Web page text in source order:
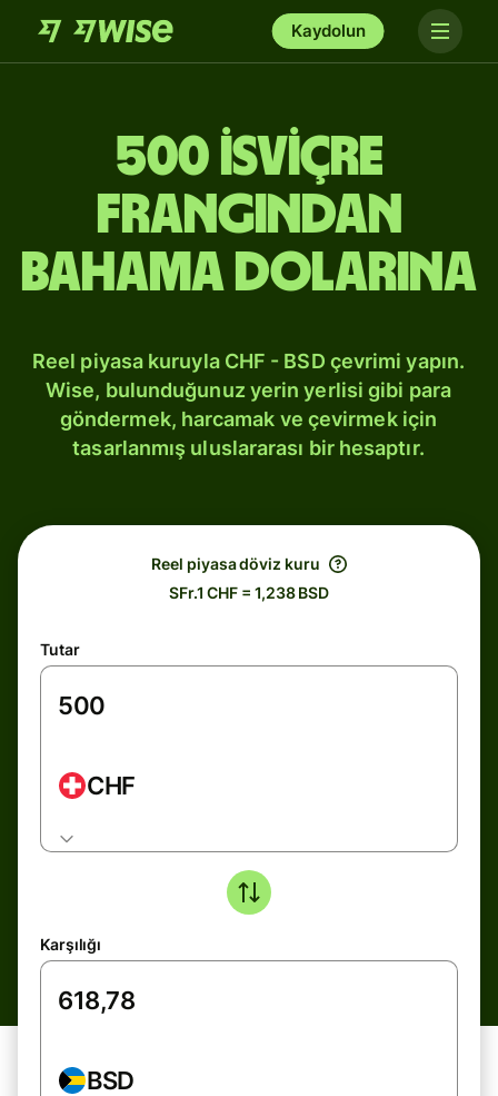
Kaydolun
500 İsviçre
frangından
Bahama dolarına
Reel piyasa kuruyla CHF - BSD çevrimi yapın.
Wise, bulunduğunuz yerin yerlisi gibi para
göndermek, harcamak ve çevirmek için
tasarlanmış uluslararası bir hesaptır.
Reel piyasa döviz kuru
SFr.1 CHF = 1,238 BSD
Tutar
CHF
Karşılığı
BSD